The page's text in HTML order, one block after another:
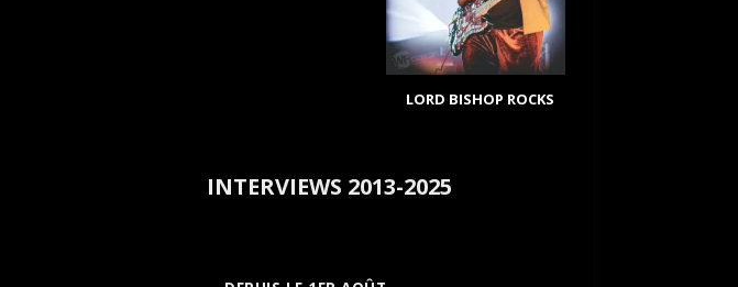
LORD BISHOP ROCKS
INTERVIEWS 2013-2025